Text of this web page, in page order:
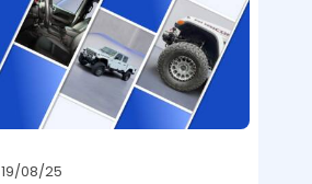
19/08/25